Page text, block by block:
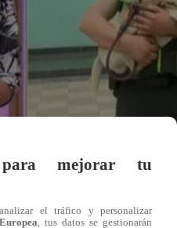
para mejorar tu
el tráfico y personalizar
, tus datos se gestionarán